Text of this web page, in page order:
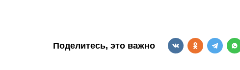
Поделитесь, это важно